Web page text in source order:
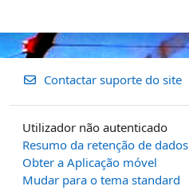
Contactar suporte do site
Utilizador não autenticado
Resumo da retenção de dados
Obter a Aplicação móvel
Mudar para o tema standard